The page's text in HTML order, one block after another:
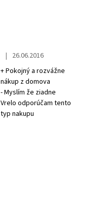
The store rating is 5 out of 5 stars.
| 26.06.2016
+ Pokojný a rozvážne
nákup z domova
- Myslím že ziadne
Vrelo odporúčam tento
typ nakupu